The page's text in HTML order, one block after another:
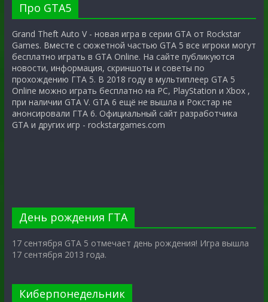
Про GTA5
Grand Theft Auto V - новая игра в серии GTA от Rockstar
Games. Вместе с сюжетной частью GTA 5 все игроки могут
бесплатно играть в GTA Online. На сайте публикуются
новости, информация, скриншоты и советы по
прохождению ГТА 5. В 2018 году в мультиплеер GTA 5
Online можно играть бесплатно на PC, PlayStation и Xbox ,
при наличии GTA V. GTA 6 ещё не вышла и Рокстар не
анонсировали ГТА 6. Официальный сайт разработчика
GTA и других игр - rockstargames.com
День рождения ГТА
17 сентября GTA 5 отмечает день рождения! Игра вышла
17 сентября 2013 года.
Киберпонедельник